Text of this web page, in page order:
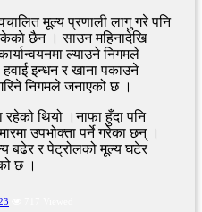
मूल्य प्रणाली लागु गरे पनि
छैन । साउन महिनादेखि
ल्याउने निगमले
इन्धन र खाना पकाउने
निगमले जनाएको छ ।
थियो ।नाफा हुँदा पनि
उपभोक्ता पर्ने गरेका छन् ।
बढेर र पेट्रोलको मूल्य घटेर
छ ।